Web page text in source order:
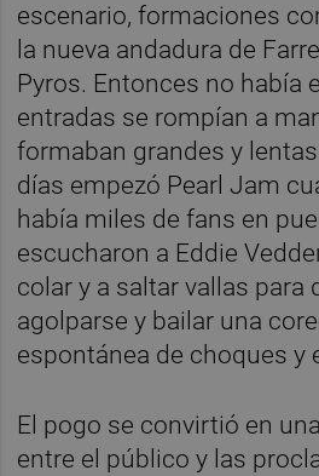
escenario, formaciones
la nueva andadura de
Pyros. Entonces no había
entradas se rompían a
formaban grandes y
días empezó Pearl Jam
había miles de fans en
escucharon a Eddie
colar y a saltar vallas para
agolparse y bailar una
espontánea de choques y
El pogo se convirtió en
entre el público y las